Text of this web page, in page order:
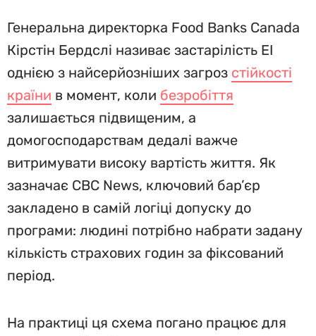
Генеральна директорка Food Banks Canada
Кірстін Бердслі називає застарілість EI
однією з найсерйозніших загроз стійкості
країни в момент, коли безробіття
залишається підвищеним, а
домогосподарствам дедалі важче
витримувати високу вартість життя. Як
зазначає CBC News, ключовий бар’єр
закладено в самій логіці допуску до
програми: людині потрібно набрати задану
кількість страхових годин за фіксований
період.
На практиці ця схема погано працює для